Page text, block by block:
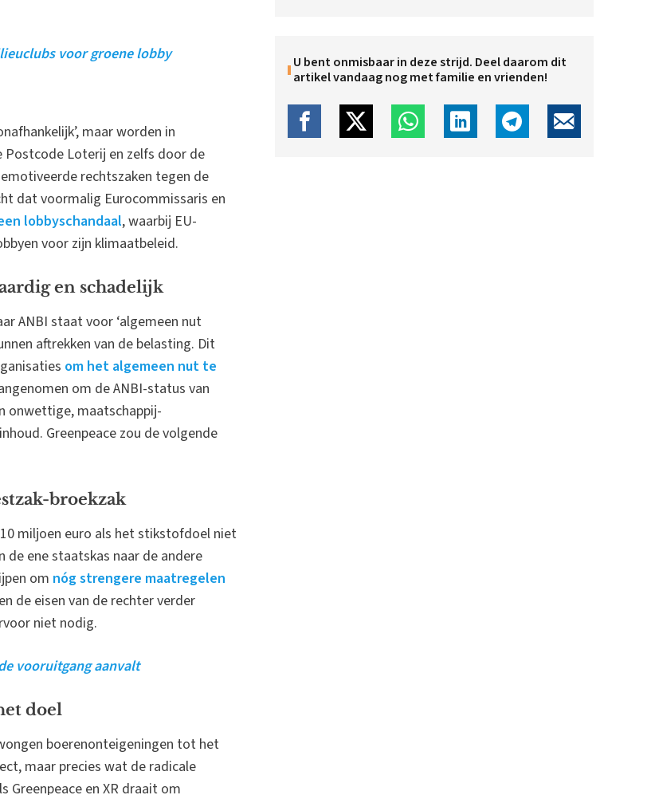
voor groene lobby
maar worden in
Loterij en zelfs door de
rechtszaken tegen de
dat voormalig Eurocommissaris en
lobbyschandaal, waarbij EU-
voor zijn klimaatbeleid.
en schadelijk
ANBI staat voor ‘algemeen nut
aftrekken van de belasting. Dit
om het algemeen nut te
om de ANBI-status van
onwettige, maatschappij-
Greenpeace zou de volgende
broekzak
miljoen euro als het stikstofdoel niet
ene staatskas naar de andere
om nóg strengere maatregelen
de eisen van de rechter verder
niet nodig.
vooruitgang aanvalt
doel
boerenonteigeningen tot het
maar precies wat de radicale
en XR draait om
U bent onmisbaar in deze strijd. Deel daarom dit
artikel vandaag nog met familie en vrienden!